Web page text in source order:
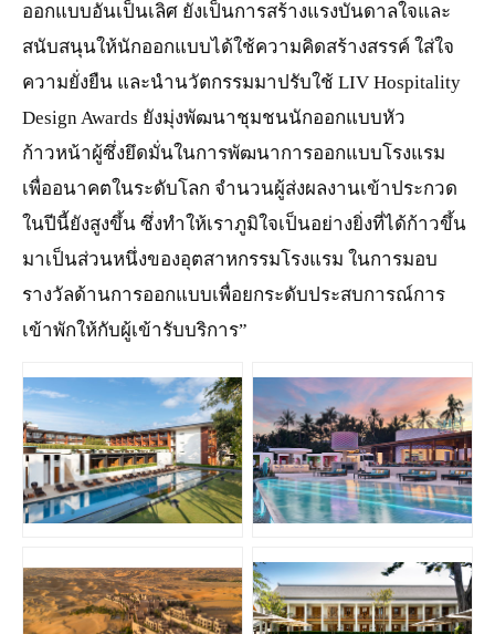
ออกแบบอันเป็นเลิศ ยังเป็นการสร้างแรงบันดาลใจและ
สนับสนุนให้นักออกแบบได้ใช้ความคิดสร้างสรรค์ ใส่ใจ
ความยั่งยืน และนำนวัตกรรมมาปรับใช้ LIV Hospitality
Design Awards ยังมุ่งพัฒนาชุมชนนักออกแบบหัว
ก้าวหน้าผู้ซึ่งยึดมั่นในการพัฒนาการออกแบบโรงแรม
เพื่ออนาคตในระดับโลก จำนวนผู้ส่งผลงานเข้าประกวด
ในปีนี้ยังสูงขึ้น ซึ่งทำให้เราภูมิใจเป็นอย่างยิ่งที่ได้ก้าวขึ้น
มาเป็นส่วนหนึ่งของอุตสาหกรรมโรงแรม ในการมอบ
รางวัลด้านการออกแบบเพื่อยกระดับประสบการณ์การ
เข้าพักให้กับผู้เข้ารับบริการ”
JPG JPG